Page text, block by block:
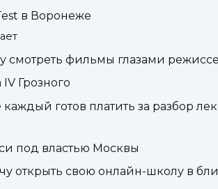
в Воронеже
фильмы глазами
Грозного
готов платить за разбор
под властью Москвы
открыть свою онлайн-школу в